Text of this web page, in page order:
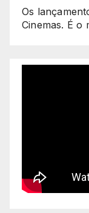
Os
Cinemas. É o